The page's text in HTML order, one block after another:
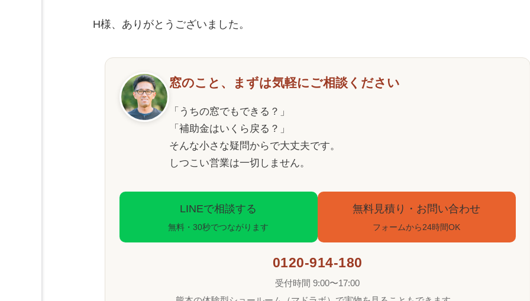
H様、ありがとうございました。
窓のこと、まずは気軽にご相談ください
「うちの窓でもできる？」
「補助金はいくら戻る？」
そんな小さな疑問からで大丈夫です。
しつこい営業は一切しません。
LINEで相談する
無料・30秒でつながります
無料見積り・お問い合わせ
フォームから24時間OK
0120-914-180
受付時間 9:00〜17:00